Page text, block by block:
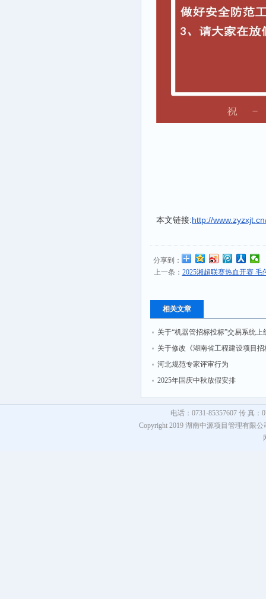
本文链接:http://
分享到：
上一条： 2025湘超联赛热血开赛
相关文章
关于“机器管招标投标”交易系统上
配式建筑工程总承包（EMPC）范
通知
关于修改《湖南省工程建设项目招
信用评价管理办法》的通知
河北规范专家评审行为
2025年国庆中秋放假安排
电话：0731-85357607 传 真：
Copyright 2019 湖南中源项目管理有限